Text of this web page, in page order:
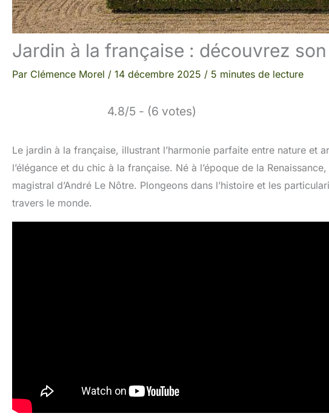
Jardin à la française : découvrez
Par Clémence Morel / 14 décembre 2025 / 5 minutes de lecture
4.8/5 - (6 votes)
Le jardin à la française, illustrant l’harmonie parfaite entre nature et
l’élégance et du chic à la française. Né à l’époque de la
magistral d’André Le Nôtre. Plongeons dans l’histoire et les
travers le monde.